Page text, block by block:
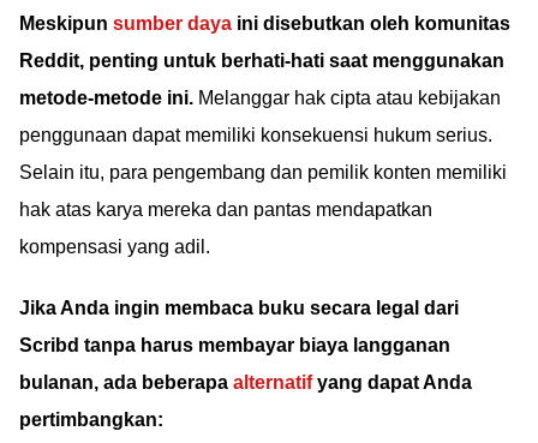
Meskipun sumber daya ini disebutkan oleh komunitas
Reddit, penting untuk berhati-hati saat menggunakan
metode-metode ini. Melanggar hak cipta atau kebijakan
penggunaan dapat memiliki konsekuensi hukum serius.
Selain itu, para pengembang dan pemilik konten memiliki
hak atas karya mereka dan pantas mendapatkan
kompensasi yang adil.
Jika Anda ingin membaca buku secara legal dari
Scribd tanpa harus membayar biaya langganan
bulanan, ada beberapa alternatifyang dapat Anda
pertimbangkan: